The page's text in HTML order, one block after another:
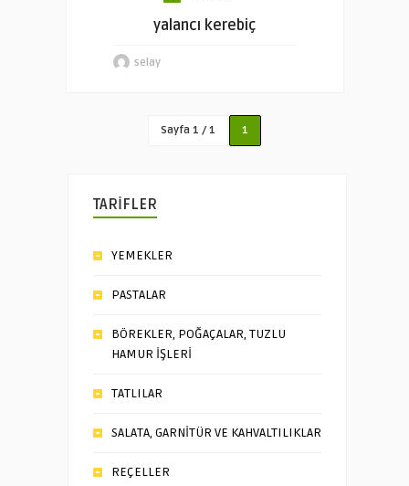
yalancı kerebiç
selay
Sayfa 1 / 1 1
TARİFLER
YEMEKLER
PASTALAR
BÖREKLER, POĞAÇALAR, TUZLU
HAMUR İŞLERİ
TATLILAR
SALATA, GARNİTÜR VE KAHVALTILIKLAR
REÇELLER